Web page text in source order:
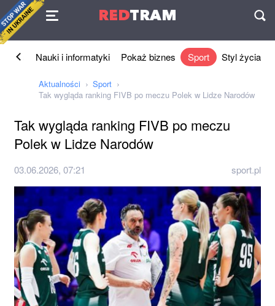
REDTRAM
Umowa
Nauki i informatyki Pokaż biznes Sport Styl życia
Aktualności
Sport
Tak wygląda ranking FIVB po meczu Polek w Lidze Narodów
Tak wygląda ranking FIVB po meczu
Polek w Lidze Narodów
03.06.2026, 07:21 sport.pl